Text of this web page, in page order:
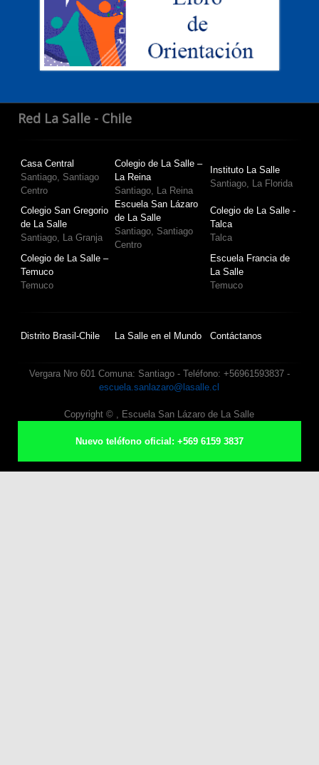
Red La Salle - Chile
Casa Central
Santiago, Santiago
Centro
Colegio de La Salle –
La Reina
Santiago, La Reina
Instituto La Salle
Santiago, La Florida
Colegio San Gregorio
de La Salle
Santiago, La Granja
Escuela San Lázaro
de La Salle
Santiago, Santiago
Centro
Colegio de La Salle -
Talca
Talca
Colegio de La Salle –
Temuco
Temuco
Escuela Francia de
La Salle
Temuco
Distrito Brasil-Chile La Salle en el Mundo Contáctanos
Vergara Nro 601 Comuna: Santiago - Teléfono: +56961593837 -
escuela.sanlazaro@lasalle.cl
Copyright © , Escuela San Lázaro de La Salle
Nuevo teléfono oficial: +569 6159 3837